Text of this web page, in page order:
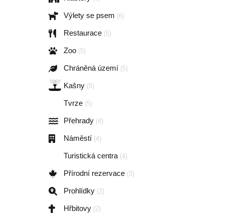
Výlety se psem (6)
Restaurace (5)
Zoo (5)
Chráněná území (5)
Kašny (5)
Tvrze (5)
Přehrady (4)
Náměstí (4)
Turistická centra (4)
Přírodní rezervace (3)
Prohlídky (2)
Hřbitovy (2)